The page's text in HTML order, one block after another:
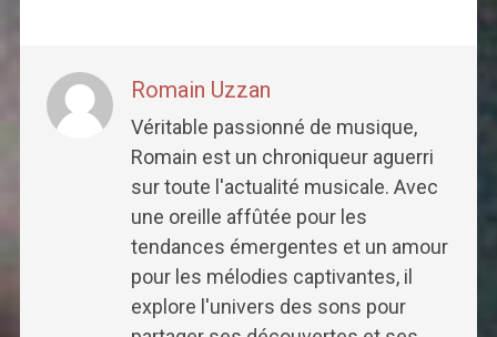
Romain Uzzan
Véritable passionné de musique,
Romain est un chroniqueur aguerri
sur toute l'actualité musicale. Avec
une oreille affûtée pour les
tendances émergentes et un amour
pour les mélodies captivantes, il
explore l'univers des sons pour